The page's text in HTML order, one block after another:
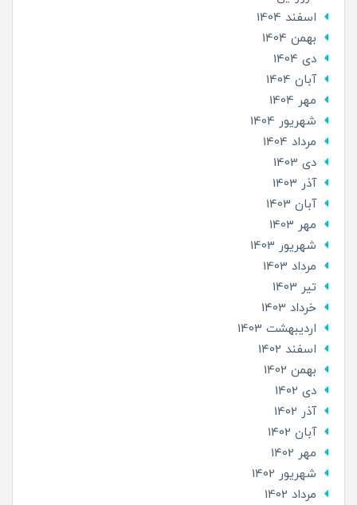
اسفند 1404
بهمن 1404
دی 1404
آبان 1404
مهر 1404
شهریور 1404
مرداد 1404
دی 1403
آذر 1403
آبان 1403
مهر 1403
شهریور 1403
مرداد 1403
تير 1403
خرداد 1403
ارديبهشت 1403
اسفند 1402
بهمن 1402
دی 1402
آذر 1402
آبان 1402
مهر 1402
شهریور 1402
مرداد 1402